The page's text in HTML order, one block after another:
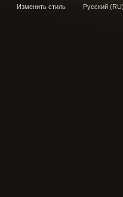
Изменить стиль Русский